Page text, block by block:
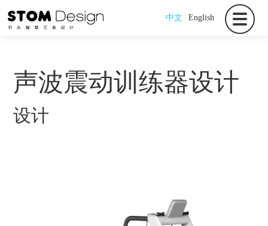
中文 English
声波震动训练器设计
设计